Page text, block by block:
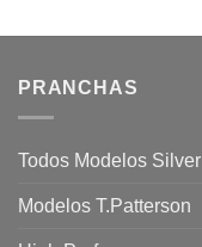
PRANCHAS
Todos Modelos Silver
Modelos T.Patterson